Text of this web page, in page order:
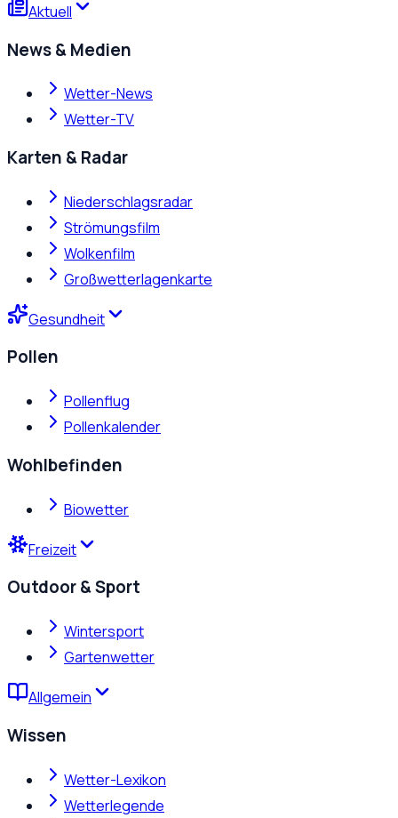
Aktuell
News & Medien
Wetter-News
Wetter-TV
Karten & Radar
Niederschlagsradar
Strömungsfilm
Wolkenfilm
Großwetterlagenkarte
Gesundheit
Pollen
Pollenflug
Pollenkalender
Wohlbefinden
Biowetter
Freizeit
Outdoor & Sport
Wintersport
Gartenwetter
Allgemein
Wissen
Wetter-Lexikon
Wetterlegende